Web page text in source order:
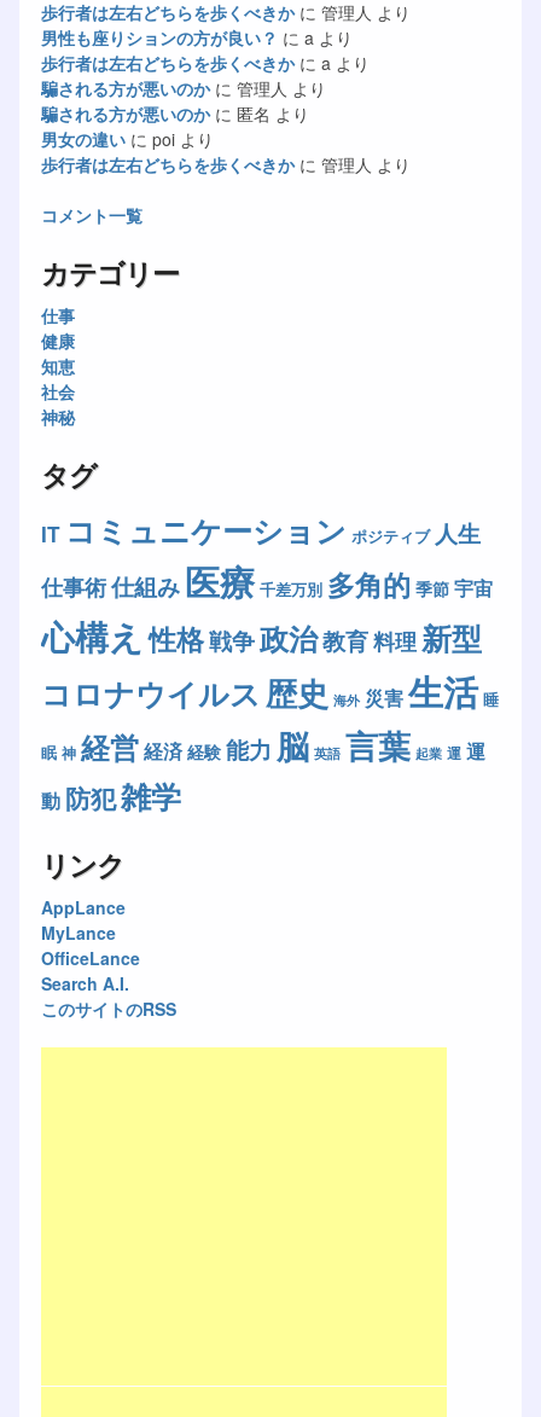
歩行者は左右どちらを歩くべきかに 管理人 より
男性も座りションの方が良い？ に a より
歩行者は左右どちらを歩くべきかに a より
騙される方が悪いのかに 管理人 より
騙される方が悪いのかに 匿名 より
男女の違いに poiより
歩行者は左右どちらを歩くべきかに 管理人 より
コメント一覧
カテゴリー
仕事
健康
知恵
社会
神秘
タグ
IT コミュニケーション ポジティブ 人生
仕事術仕組み医療 千差万別 多角的 季節 宇宙
心構え 性格戦争政治教育料理 新型
コロナウイルス 歴史 海外 災害生活 睡
眠 神 経営経済 経験 能力 脳 英語 言葉 起業 運 運
動 防犯雑学
リンク
AppLance
MyLance
OfficeLance
Search A.I.
このサイトのRSS